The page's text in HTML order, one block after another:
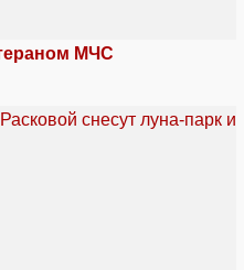
МЧС